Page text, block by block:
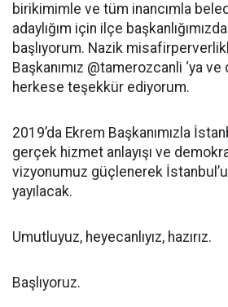
birikimimle ve tüm inancımla
adaylığım için ilçe
başlıyorum. Nazik
Başkanımız @tamerozcanli ‘ya
herkese teşekkür ediyorum.
2019’da Ekrem Başkanımızla
gerçek hizmet anlayışı ve
vizyonumuz güçlenerek
yayılacak.
Umutluyuz, heyecanlıyız, hazırız.
Başlıyoruz.